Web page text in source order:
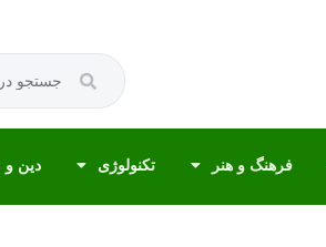
فرهنگ و هنر تکنولوژی دین